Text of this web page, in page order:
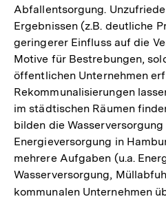
Abfallentsorgung.
Ergebnissen (z.B. deutliche
geringerer Einfluss auf die
Motive für Bestrebungen,
öffentlichen Unternehmen
Rekommunalisierungen
im städtischen Räumen
bilden die
Energieversorgung in
mehrere Aufgaben (u.a.
Wasserversorgung,
kommunalen Unternehmen